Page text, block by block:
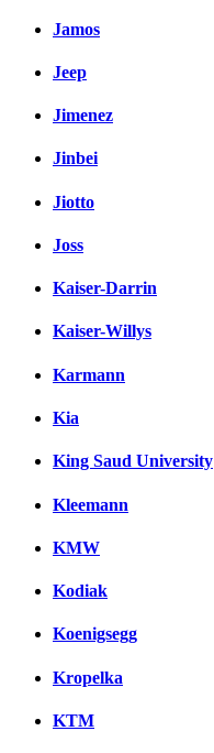
Jamos
Jeep
Jimenez
Jinbei
Jiotto
Joss
Kaiser-Darrin
Kaiser-Willys
Karmann
Kia
King Saud University
Kleemann
KMW
Kodiak
Koenigsegg
Kropelka
KTM